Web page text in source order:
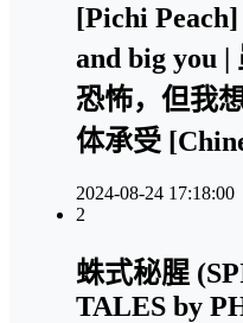
[Pichi
and big you |
恐怖，但我
体承受
2024-08-24 17:18:00
2
蛛式秘腥
TALES by